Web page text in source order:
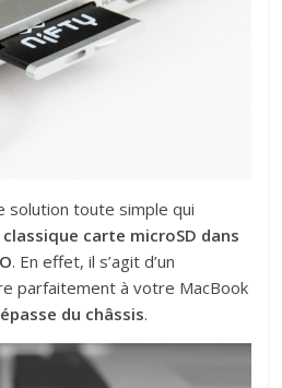
solution toute simple qui
classique carte microSD dans
. En effet, il s’agit d’un
parfaitement à votre MacBook
du châssis.